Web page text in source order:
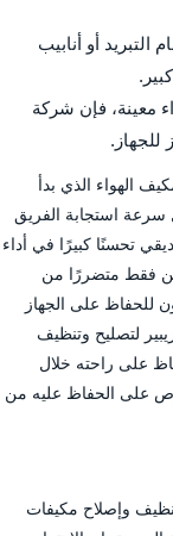
أو أنابيب
معينة، فإن شركة
للجهاز.
الهواء الذي بدأ
سرعة استجابة الفريق
تحسنًا كبيرًا في أداء
فقط متضررًا من
للحفاظ على الجهاز
لتصليح وتنظيف
على راحته خلال
على الحفاظ عليه من
وإصلاح مكيفات